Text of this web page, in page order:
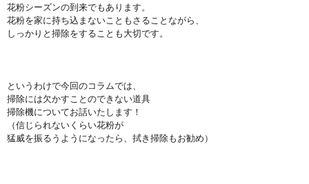
花粉シーズンの到来でもあります。
花粉を家に持ち込まないこともさることながら、
しっかりと掃除をすることも大切です。
というわけで今回のコラムでは、
掃除には欠かすことのできない道具
掃除機についてお話いたします！
（信じられないくらい花粉が
猛威を振るうようになったら、拭き掃除もお勧め）